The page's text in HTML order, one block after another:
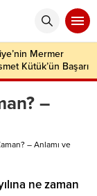
Mermer
Kütük’ün Başarı
–
– Anlamı ve
ne zaman